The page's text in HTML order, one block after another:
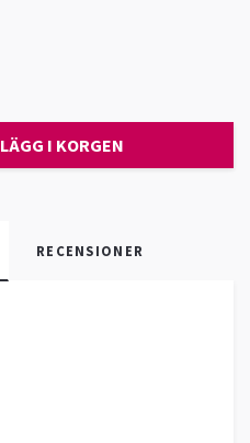
LÄGG I KORGEN
RECENSIONER